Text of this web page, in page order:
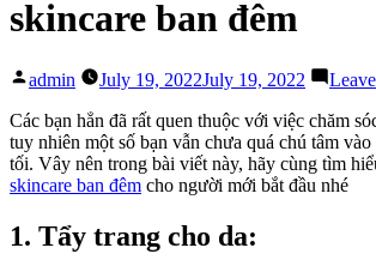
skincare ban đêm
Posted
admin July 19, 2022July 19, 2022
Các bạn hẳn đã rất quen thuộc với việc chăm
tuy nhiên một số bạn vẫn chưa quá chú tâm
tối. Vây nên trong bài viết này, hãy cùng tìm
skincare ban đêm cho người mới bắt đầu nhé
1. Tẩy trang cho da: